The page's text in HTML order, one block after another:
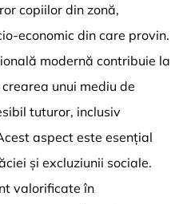
copiilor din zonă,
economic din care provin.
modernă contribuie la
unui mediu de
tuturor, inclusiv
aspect este esențial
și excluziunii sociale.
valorificate în